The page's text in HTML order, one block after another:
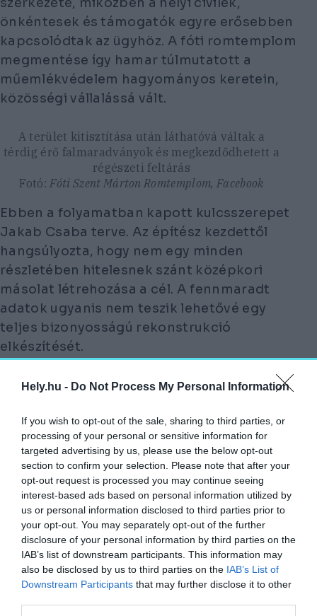
Hely.hu - Do Not Process My Personal Information
If you wish to opt-out of the sale, sharing to third parties, or
processing of your personal or sensitive information for
targeted advertising by us, please use the below opt-out
section to confirm your selection. Please note that after your
opt-out request is processed you may continue seeing
interest-based ads based on personal information utilized by
us or personal information disclosed to third parties prior to
your opt-out. You may separately opt-out of the further
disclosure of your personal information by third parties on the
IAB’s list of downstream participants. This information may
also be disclosed by us to third parties on the IAB’s List of
Downstream Participants that may further disclose it to other
önkéntesek és támogatók egyre erősebben
kapcsolódtak az ügyhöz. A fóti romtemplom
megmentése így hamar túlmutatott a
műemlékvédelem hagyományos keretein,
közösségi vállalássá vált.
A terület kitisztítása után láthatóvá váltak a
térdig érő falmaradványok és megkezdődhetett a
régészeti feltárás
Fotó: Fóti Szent Márton Romtemplom, Facebook
Ebben a folyamatban kapott kulcsszerepet
Jakab Csaba terve. Az építész kezdettől
hangsúlyozta, hogy nem egy minden
részletében hitelesnek szánt középkori
másolat létrehozása a cél. A fennmaradt
adatok ugyanis nem teszik lehetővé egy
teljes bizonyosságú rekonstrukció
elkészítését.
EHELYETT OLYAN ÉPÜLET SZÜLETIK,
AMELY TISZTELETBEN TARTJA AZ
EGYKORI TEMPLOM ARÁNYAIT,
ANYAGHASZNÁLATÁT ÉS SZELLEMISÉGÉT,
KÖZBEN MAI LITURGIKUS ÉS KÖZÖSSÉGI
IGÉNYEKRE VÁLASZOL.
Ahogy ő fogalmazott, a cél a revitalizáció,
vagyis hogy a templom ismét élő hellyé
váljon. Ez a szemlélet különösen izgalmas a
mai magyar építészetben, ahol a műemléki
helyreállítás gyakran két véglet között
mozog. Az egyik oldalon a historizáló